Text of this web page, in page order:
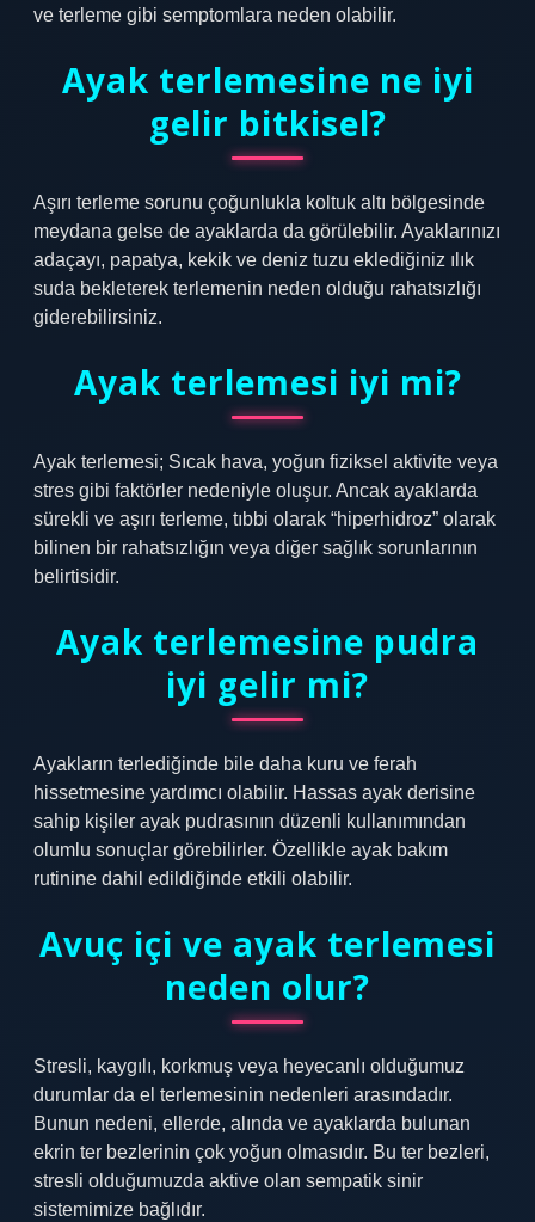
ve terleme gibi semptomlara neden olabilir.
Ayak terlemesine ne iyi
gelir bitkisel?
Aşırı terleme sorunu çoğunlukla koltuk altı bölgesinde
meydana gelse de ayaklarda da görülebilir. Ayaklarınızı
adaçayı, papatya, kekik ve deniz tuzu eklediğiniz ılık
suda bekleterek terlemenin neden olduğu rahatsızlığı
giderebilirsiniz.
Ayak terlemesi iyi mi?
Ayak terlemesi; Sıcak hava, yoğun fiziksel aktivite veya
stres gibi faktörler nedeniyle oluşur. Ancak ayaklarda
sürekli ve aşırı terleme, tıbbi olarak “hiperhidroz” olarak
bilinen bir rahatsızlığın veya diğer sağlık sorunlarının
belirtisidir.
Ayak terlemesine pudra
iyi gelir mi?
Ayakların terlediğinde bile daha kuru ve ferah
hissetmesine yardımcı olabilir. Hassas ayak derisine
sahip kişiler ayak pudrasının düzenli kullanımından
olumlu sonuçlar görebilirler. Özellikle ayak bakım
rutinine dahil edildiğinde etkili olabilir.
Avuç içi ve ayak terlemesi
neden olur?
Stresli, kaygılı, korkmuş veya heyecanlı olduğumuz
durumlar da el terlemesinin nedenleri arasındadır.
Bunun nedeni, ellerde, alında ve ayaklarda bulunan
ekrin ter bezlerinin çok yoğun olmasıdır. Bu ter bezleri,
stresli olduğumuzda aktive olan sempatik sinir
sistemimize bağlıdır.